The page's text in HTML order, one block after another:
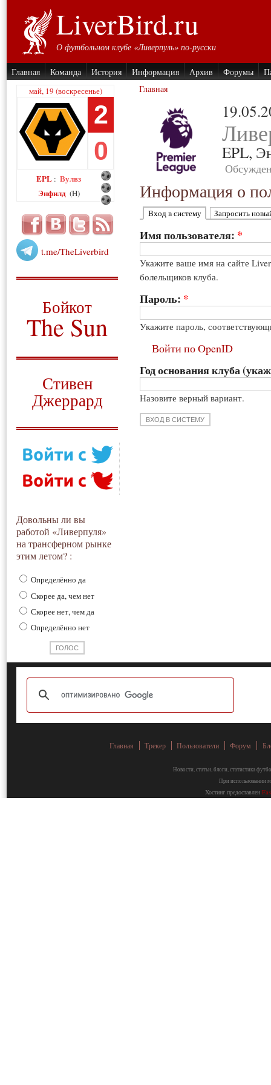
LiverBird.ru
О футбольном клубе «Ливерпуль» по-русски
Главная Команда История Информация Архив Форумы
май, 19 (воскресенье)
2
0
EPL : Вулвз
Энфилд (H)
t.me/TheLiverbird
Бойкот
The Sun
Стивен
Джеррард
Довольны ли вы
работой «Ливерпуля»
на трансферном рынке
этим летом? :
Определённо да
Скорее да, чем нет
Скорее нет, чем да
Определённо нет
Главная
EPL,
Информация о
Вход в систему Запросить
Имя пользователя: *
Укажите ваше имя на сайте
болельщиков клуба.
Пароль: *
Укажите пароль,
Войти по OpenID
Год основания клуба
Назовите верный вариант.
Главная Трекер Пользователи Форум
Новости, статьи, блоги, статистика
При использовании
Хостинг предоставлен